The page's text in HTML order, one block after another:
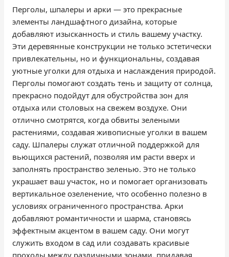
Перголы, шпалеры и арки — это прекрасные
элементы ландшафтного дизайна, которые
добавляют изысканность и стиль вашему участку.
Эти деревянные конструкции не только эстетически
привлекательны, но и функциональны, создавая
уютные уголки для отдыха и наслаждения природой.
Перголы помогают создать тень и защиту от солнца,
прекрасно подойдут для обустройства зон для
отдыха или столовых на свежем воздухе. Они
отлично смотрятся, когда обвиты зелеными
растениями, создавая живописные уголки в вашем
саду. Шпалеры служат отличной поддержкой для
вьющихся растений, позволяя им расти вверх и
заполнять пространство зеленью. Это не только
украшает ваш участок, но и помогает организовать
вертикальное озеленение, что особенно полезно в
условиях ограниченного пространства. Арки
добавляют романтичности и шарма, становясь
эффектным акцентом в вашем саду. Они могут
служить входом в сад или создавать красивые
проходы между различными зонами, придавая